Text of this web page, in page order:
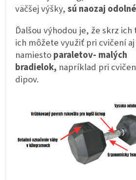
väčšej výšky,sú naozaj
Ďalšou výhodou je, že skrz ich
ich môžete využiť pri cvičení aj
namiestoparaletov- malých
bradielok, napríklad pri
dipov.